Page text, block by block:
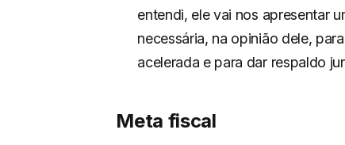
entendi, ele vai nos apresentar
necessária, na opinião dele,
acelerada e para dar respaldo
Meta fiscal